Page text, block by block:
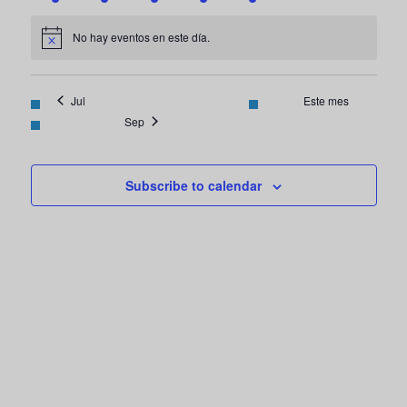
eventos
evento
evento
evento
evento
Notice No hay eventos en este día.
Jul
Este mes
Sep
Subscribe to calendar